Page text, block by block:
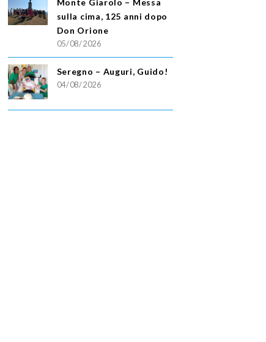
Monte Giarolo – Messa
sulla cima, 125 anni dopo
Don Orione
05/08/2026
Seregno – Auguri, Guido!
04/08/2026